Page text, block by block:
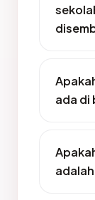
ada di